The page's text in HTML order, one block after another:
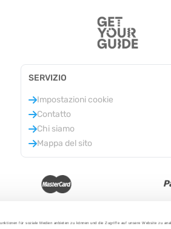
für soziale Medien anbieten zu können und die Zugriffe auf unsere Website zu
SERVIZIO
Impostazioni cookie
Contatto
Chi siamo
Mappa del sito